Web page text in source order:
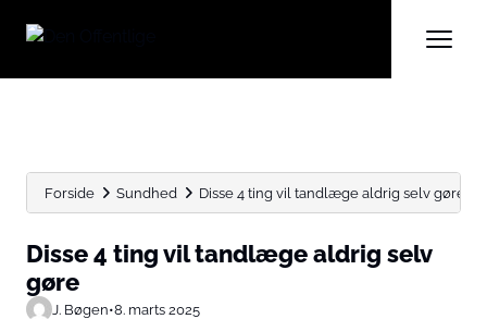
Forside Sundhed Disse 4 ting vil tandlæge aldrig selv gøre
Disse 4 ting vil tandlæge aldrig selv
gøre
J. Bøgen•8. marts 2025